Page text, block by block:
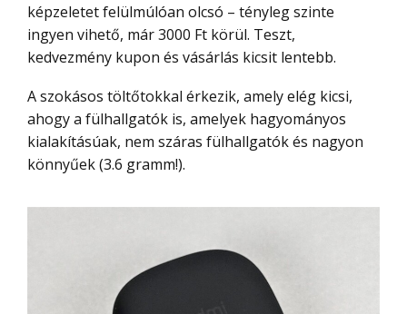
képzeletet felülmúlóan olcsó – tényleg szinte
ingyen vihető, már 3000 Ft körül. Teszt,
kedvezmény kupon és vásárlás kicsit lentebb.
A szokásos töltőtokkal érkezik, amely elég kicsi,
ahogy a fülhallgatók is, amelyek hagyományos
kialakításúak, nem száras fülhallgatók és nagyon
könnyűek (3.6 gramm!).